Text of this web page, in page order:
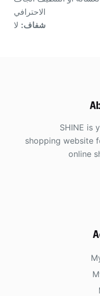
الاحترافي
شفاف: لا
SHINE is
shopping website
online